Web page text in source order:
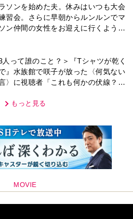
ソンを始めた夫。休みはいつも大会
習会。さらに早朝からルンルンでマ
ン仲間の女性をお迎えに行くように
人って誰のこと？＞『Tシャツが乾く
』水族館で咲子が放った〈何気ない
〉に視聴者「これも何かの伏線？」
もっと見る
MOVIE